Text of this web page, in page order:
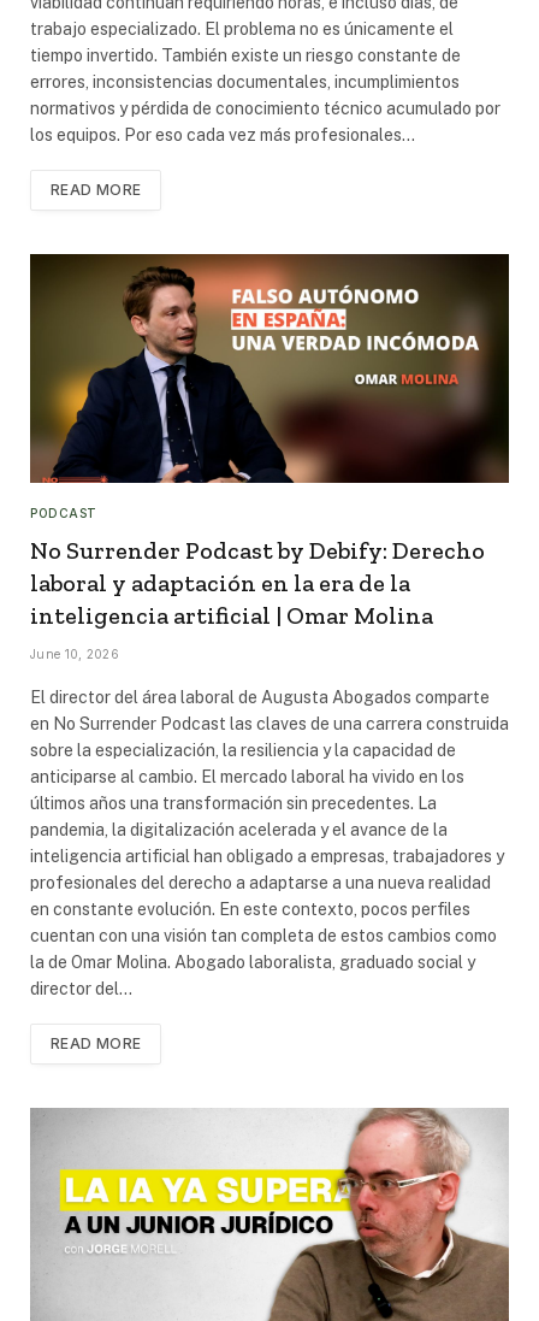
trabajo especializado. El problema no es únicamente el
tiempo invertido. También existe un riesgo constante de
errores, inconsistencias documentales, incumplimientos
normativos y pérdida de conocimiento técnico acumulado por
los equipos. Por eso cada vez más profesionales…
READ MORE
PODCAST
No Surrender Podcast by Debify: Derecho
laboral y adaptación en la era de la
inteligencia artificial | Omar Molina
June 10, 2026
El director del área laboral de Augusta Abogados comparte
en No Surrender Podcast las claves de una carrera construida
sobre la especialización, la resiliencia y la capacidad de
anticiparse al cambio. El mercado laboral ha vivido en los
últimos años una transformación sin precedentes. La
pandemia, la digitalización acelerada y el avance de la
inteligencia artificial han obligado a empresas, trabajadores y
profesionales del derecho a adaptarse a una nueva realidad
en constante evolución. En este contexto, pocos perfiles
cuentan con una visión tan completa de estos cambios como
la de Omar Molina. Abogado laboralista, graduado social y
director del…
READ MORE